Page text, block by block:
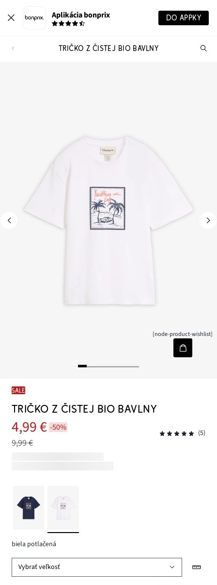
Aplikácia bonprix DO APPKY
TRIČKO Z ČISTEJ BIO BAVLNY
[node-product-wishlist]
SALE
TRIČKO Z ČISTEJ BIO BAVLNY
4,99 € -50%
9,99 €
(5)
biela potlačená
Vybrať veľkosť